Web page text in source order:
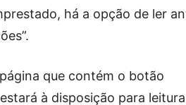
há a opção de ler
que contém o botão
à disposição para